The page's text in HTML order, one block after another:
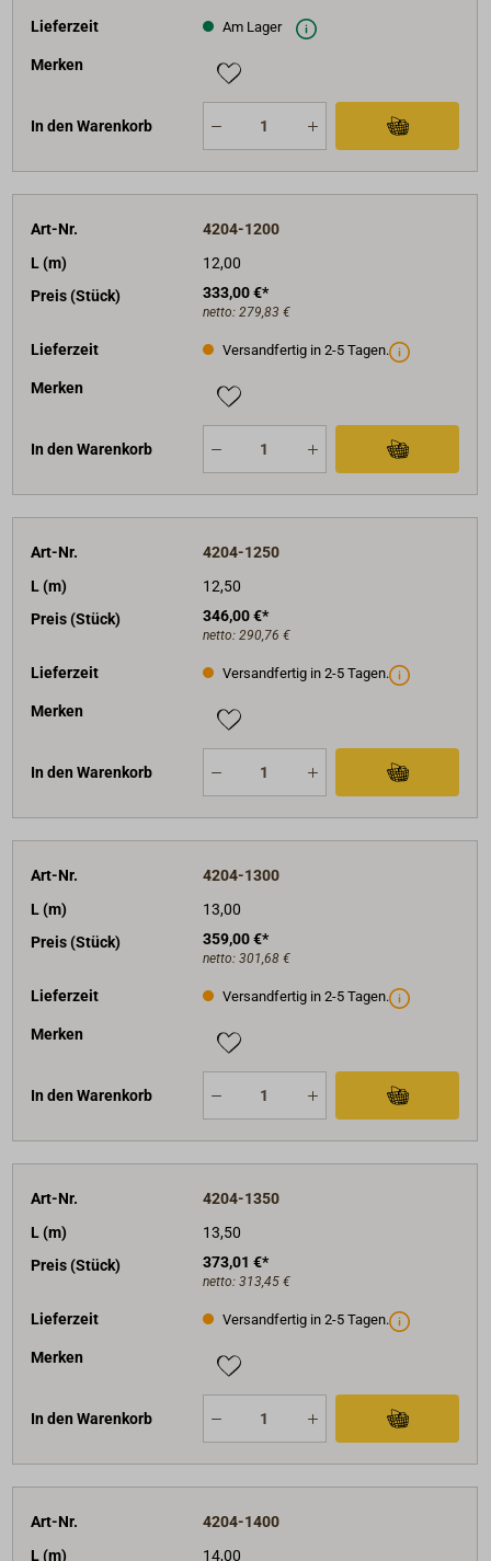
Lieferzeit Am Lager
Merken
In den Warenkorb
Art-Nr.
4204-1200
L (m)
12,00
Preis (Stück)
333,00 €*
netto: 279,83 €
Lieferzeit Versandfertig in 2-5 Tagen.
Merken
In den Warenkorb
Art-Nr.
4204-1250
L (m)
12,50
Preis (Stück)
346,00 €*
netto: 290,76 €
Lieferzeit Versandfertig in 2-5 Tagen.
Merken
In den Warenkorb
Art-Nr.
4204-1300
L (m)
13,00
Preis (Stück)
359,00 €*
netto: 301,68 €
Lieferzeit Versandfertig in 2-5 Tagen.
Merken
In den Warenkorb
Art-Nr.
4204-1350
L (m)
13,50
Preis (Stück)
373,01 €*
netto: 313,45 €
Lieferzeit Versandfertig in 2-5 Tagen.
Merken
In den Warenkorb
Art-Nr.
4204-1400
L (m)
14,00